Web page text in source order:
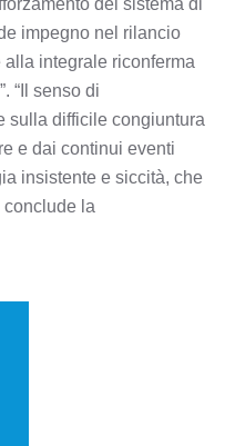
del sistema di
impegno nel rilancio
integrale riconferma
“Il senso di
sulla difficile congiuntura
e dai continui eventi
insistente e siccità, che
conclude la